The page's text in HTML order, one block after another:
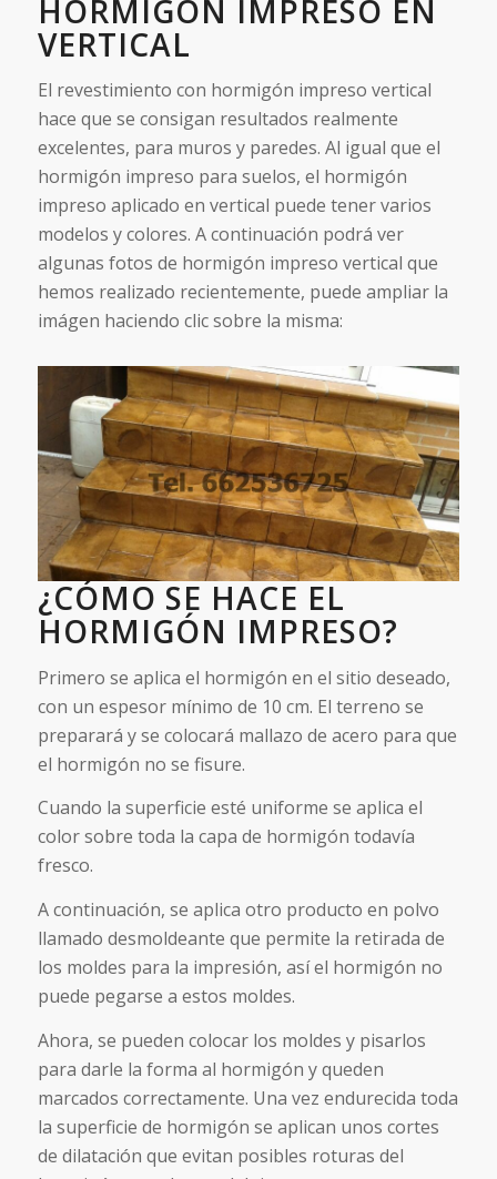
HORMIGÓN IMPRESO EN
VERTICAL
El revestimiento con hormigón impreso vertical
hace que se consigan resultados realmente
excelentes, para muros y paredes. Al igual que el
hormigón impreso para suelos, el hormigón
impreso aplicado en vertical puede tener varios
modelos y colores. A continuación podrá ver
algunas fotos de hormigón impreso vertical que
hemos realizado recientemente, puede ampliar la
imágen haciendo clic sobre la misma:
¿CÓMO SE HACE EL
HORMIGÓN IMPRESO?
Primero se aplica el hormigón en el sitio deseado,
con un espesor mínimo de 10 cm. El terreno se
preparará y se colocará mallazo de acero para que
el hormigón no se fisure.
Cuando la superficie esté uniforme se aplica el
color sobre toda la capa de hormigón todavía
fresco.
A continuación, se aplica otro producto en polvo
llamado desmoldeante que permite la retirada de
los moldes para la impresión, así el hormigón no
puede pegarse a estos moldes.
Ahora, se pueden colocar los moldes y pisarlos
para darle la forma al hormigón y queden
marcados correctamente. Una vez endurecida toda
la superficie de hormigón se aplican unos cortes
de dilatación que evitan posibles roturas del